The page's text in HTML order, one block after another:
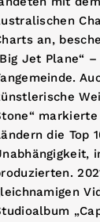
an,
Jet Plane“
die Top